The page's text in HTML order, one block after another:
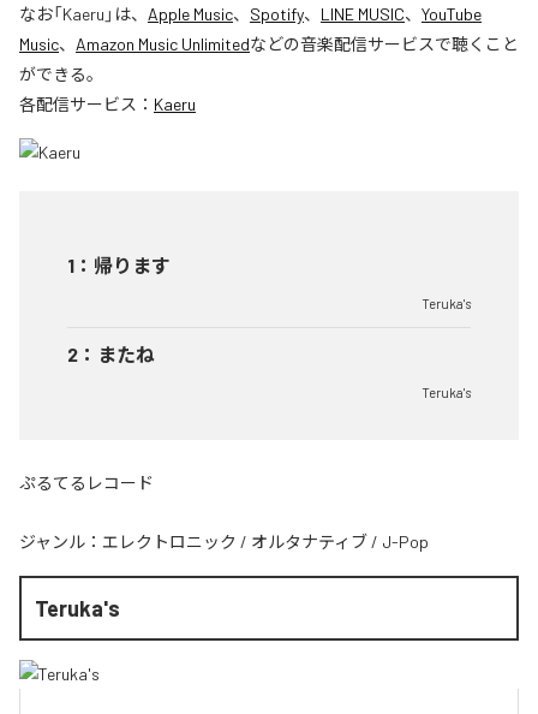
なお「Kaeru 」は、 Apple Music、 Spotify、 LINE MUSIC、 YouTube
Music、 Amazon Music Unlimitedなどの音楽配信サービスで聴くこと
ができる。
各配信サービス： Kaeru
1 ： 帰ります
Teruka's
2 ： またね
Teruka's
ぷるてるレコード
ジャンル： エレクトロニック / オルタナティブ / J-Pop
Teruka's